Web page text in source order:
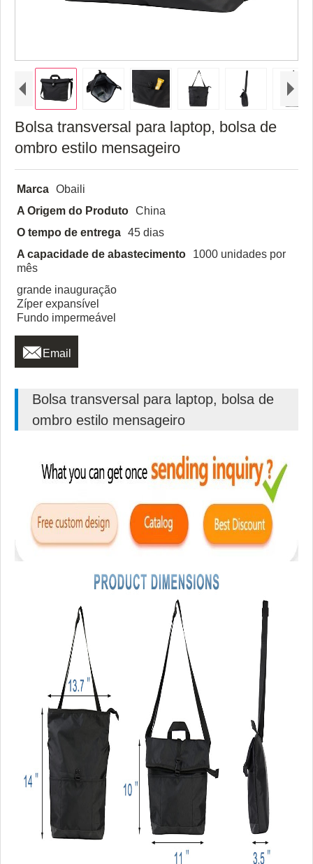
Bolsa transversal para laptop, bolsa de
ombro estilo mensageiro
Marca Obaili
A Origem do Produto China
O tempo de entrega 45 dias
A capacidade de abastecimento
1000 unidades por
mês
grande inauguração
Zíper expansível
Fundo impermeável
 Email
Bolsa transversal para laptop, bolsa de
ombro estilo mensageiro